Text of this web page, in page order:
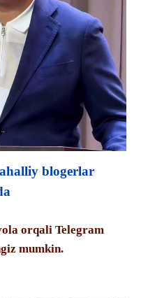
blogerlar
orqali Telegram
mumkin.